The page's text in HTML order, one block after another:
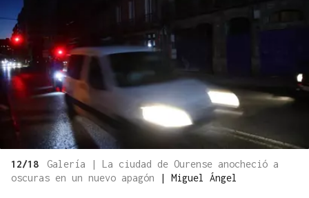
12/18
Galería | La ciudad de Ourense anocheció a
oscuras en un nuevo apagón
| Miguel Ángel